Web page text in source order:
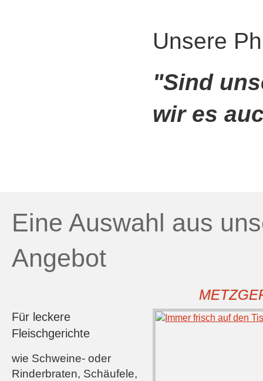
Unsere
"Sind
wir es
Eine Auswahl aus
Angebot
Für leckere
Fleischgerichte
wie Schweine- oder
Rinderbraten, Schäufele,